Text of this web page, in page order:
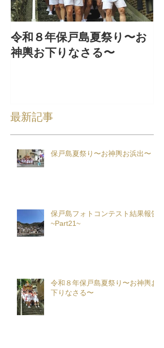
令和８年保戸島夏祭り〜お
神輿お下りなさる〜
最新記事
保戸島夏祭り〜お神輿お浜出〜
保戸島フォトコンテスト結果報告
~Part21~
令和８年保戸島夏祭り〜お神輿お
下りなさる〜